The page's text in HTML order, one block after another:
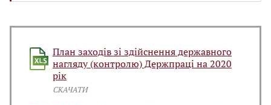
План заходів зі здійснення державного
нагляду (контролю) Держпраці на 2020
рік
СКАЧАТИ